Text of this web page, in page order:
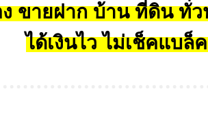
ขายฝาก บ้าน ที่ดิน ทั่ว
ได้เงินไว ไม่เช็คแบล็